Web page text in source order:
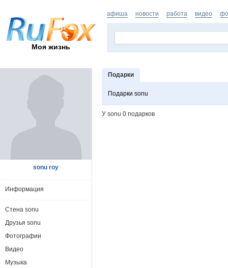
Моя жизнь
афиша новости работа видео
Подарки
Подарки sonu
У sonu 0 подарков
sonu roy
Информация
Стена sonu
Друзья sonu
Фотографии
Видео
Музыка